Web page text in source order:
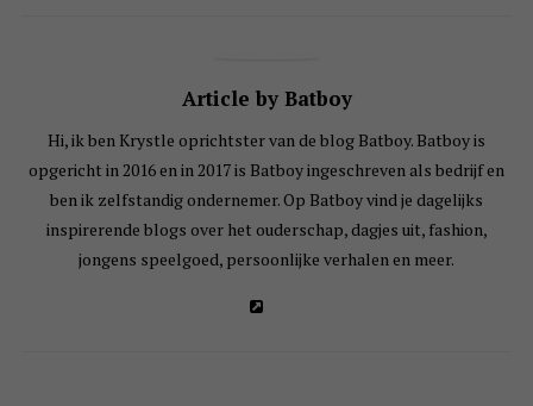
Article by Batboy
Hi, ik ben Krystle oprichtster van de blog Batboy. Batboy is
opgericht in 2016 en in 2017 is Batboy ingeschreven als bedrijf en
ben ik zelfstandig ondernemer. Op Batboy vind je dagelijks
inspirerende blogs over het ouderschap, dagjes uit, fashion,
jongens speelgoed, persoonlijke verhalen en meer.